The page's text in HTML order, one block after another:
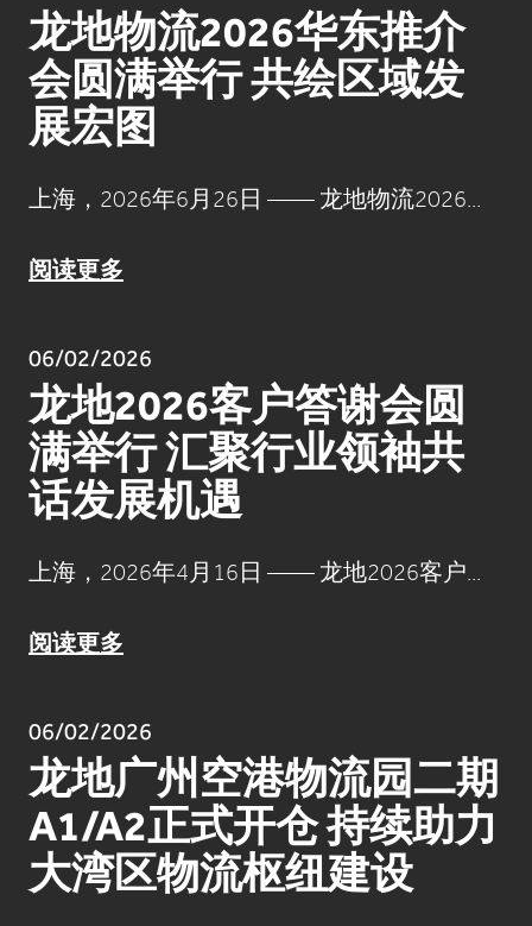
龙地物流2026华东推介
会圆满举行 共绘区域发
展宏图
上海，2026年6月26日 —— 龙地物流2026...
阅读更多
06/02/2026
龙地2026客户答谢会圆
满举行 汇聚行业领袖共
话发展机遇
上海，2026年4月16日 —— 龙地2026客户...
阅读更多
06/02/2026
龙地广州空港物流园二期
A1/A2正式开仓 持续助力
大湾区物流枢纽建设